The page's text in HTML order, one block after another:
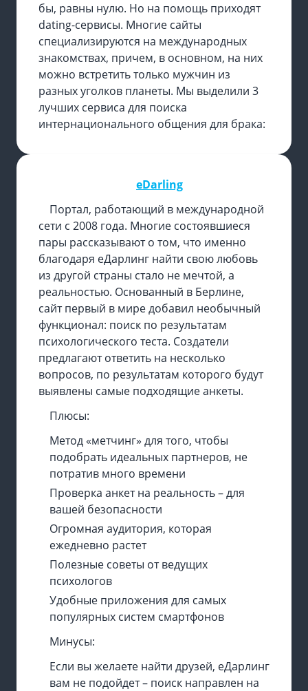
бы, равны нулю. Но на помощь приходят
dating-сервисы. Многие сайты
специализируются на международных
знакомствах, причем, в основном, на них
можно встретить только мужчин из
разных уголков планеты. Мы выделили 3
лучших сервиса для поиска
интернационального общения для брака:
eDarling
Портал, работающий в международной
сети с 2008 года. Многие состоявшиеся
пары рассказывают о том, что именно
благодаря еДарлинг найти свою любовь
из другой страны стало не мечтой, а
реальностью. Основанный в Берлине,
сайт первый в мире добавил необычный
функционал: поиск по результатам
психологического теста. Создатели
предлагают ответить на несколько
вопросов, по результатам которого будут
выявлены самые подходящие анкеты.
Плюсы:
Метод «метчинг» для того, чтобы
подобрать идеальных партнеров, не
потратив много времени
Проверка анкет на реальность – для
вашей безопасности
Огромная аудитория, которая
ежедневно растет
Полезные советы от ведущих
психологов
Удобные приложения для самых
популярных систем смартфонов
Минусы:
Если вы желаете найти друзей, еДарлинг
вам не подойдет – поиск направлен на